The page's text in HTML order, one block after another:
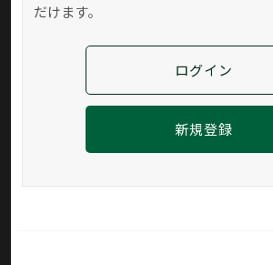
だけます。
ログイン
新規登録